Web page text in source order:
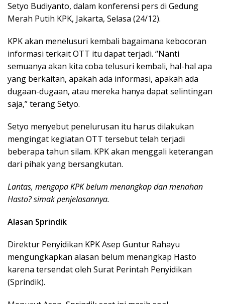
Setyo Budiyanto, dalam konferensi pers di Gedung
Merah Putih KPK, Jakarta, Selasa (24/12).
KPK akan menelusuri kembali bagaimana kebocoran
informasi terkait OTT itu dapat terjadi. “Nanti
semuanya akan kita coba telusuri kembali, hal-hal apa
yang berkaitan, apakah ada informasi, apakah ada
dugaan-dugaan, atau mereka hanya dapat selintingan
saja,” terang Setyo.
Setyo menyebut penelurusan itu harus dilakukan
mengingat kegiatan OTT tersebut telah terjadi
beberapa tahun silam. KPK akan menggali keterangan
dari pihak yang bersangkutan.
Lantas, mengapa KPK belum menangkap dan menahan
Hasto? simak penjelasannya.
Alasan Sprindik
Direktur Penyidikan KPK Asep Guntur Rahayu
mengungkapkan alasan belum menangkap Hasto
karena tersendat oleh Surat Perintah Penyidikan
(Sprindik).